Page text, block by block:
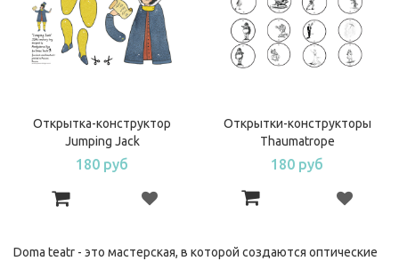
Открытка-конструктор
Jumping Jack
180 руб
Открытки-конструкторы
Thaumatrope
180 руб
Doma teatr - это мастерская, в которой создаются оптические